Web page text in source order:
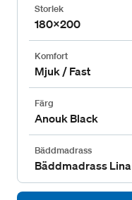
Storlek
180x200
Komfort
Mjuk / Fast
Färg
Anouk Black
Bäddmadrass
Bäddmadrass Lina